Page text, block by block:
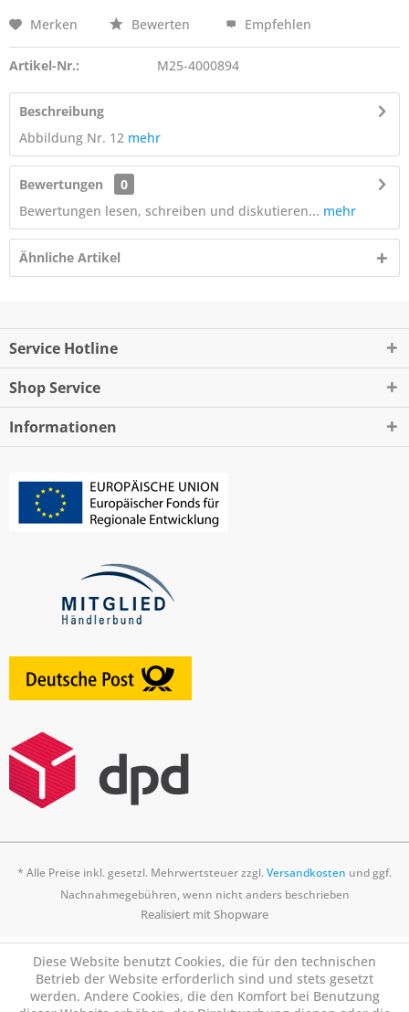
Merken Bewerten Empfehlen
Artikel-Nr.: M25-4000894
Beschreibung
Abbildung Nr. 12 mehr
Bewertungen
0
Bewertungen lesen, schreiben und diskutieren... mehr
Ähnliche Artikel
Service Hotline
Shop Service
Informationen
* Alle Preise inkl. gesetzl. Mehrwertsteuer zzgl.Versandkosten und ggf.
Nachnahmegebühren, wenn nicht anders beschrieben
Realisiert mit Shopware
Diese Website benutzt Cookies, die für den technischen
Betrieb der Website erforderlich sind und stets gesetzt
werden. Andere Cookies, die den Komfort bei Benutzung